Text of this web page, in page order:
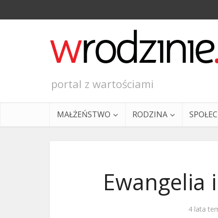
portal z wartościami
MAŁŻEŃSTWO RODZINA
Ewangelia
4 lata